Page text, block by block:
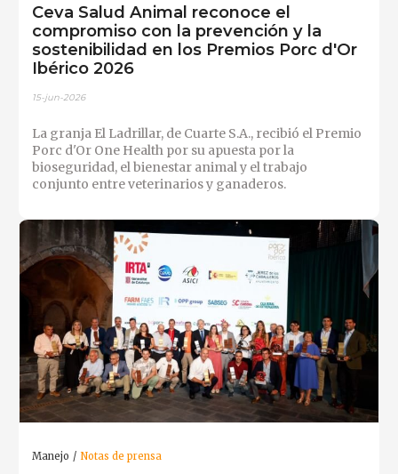
Ceva Salud Animal reconoce el
compromiso con la prevención y la
sostenibilidad en los Premios Porc d'Or
Ibérico 2026
15-jun-2026
La granja El Ladrillar, de Cuarte S.A., recibió el Premio
Porc d'Or One Health por su apuesta por la
bioseguridad, el bienestar animal y el trabajo
conjunto entre veterinarios y ganaderos.
Manejo Notas de prensa